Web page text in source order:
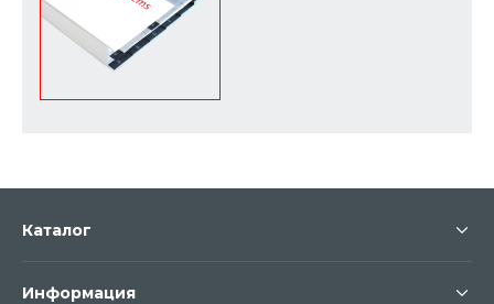
Каталог
Информация